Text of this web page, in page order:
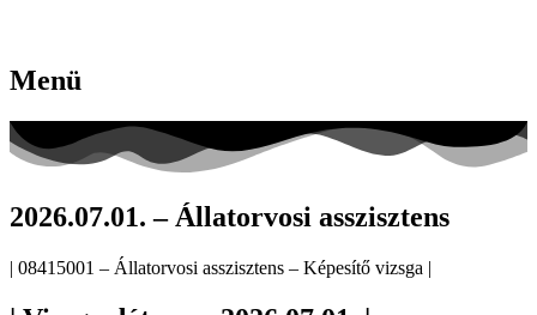
Menü
2026.07.01. – Állatorvosi asszisztens
| 08415001 – Állatorvosi asszisztens – Képesítő vizsga |